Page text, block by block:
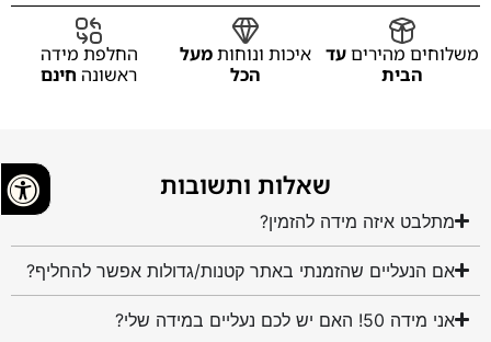
משלוחים מהיריםעד
הבית
איכות ונוחותמעל
הכל
החלפת מידה
ראשונה חינם
שאלות ותשובות
מתלבט איזה מידה להזמין?
אם הנעליים שהזמנתי באתר קטנות/גדולות אפשר להחליף?
אני מידה 50! האם יש לכם נעליים במידה שלי?